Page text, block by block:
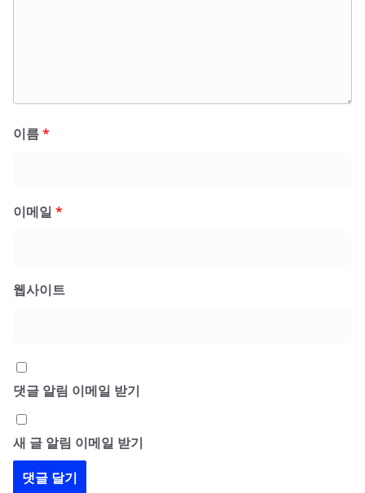
이름*
이메일 *
웹사이트
댓글 알림 이메일 받기
새 글 알림 이메일 받기